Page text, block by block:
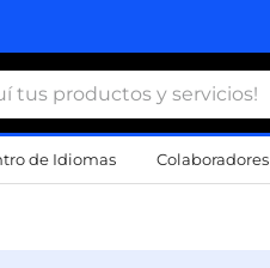
productos y servicios!
de Idiomas Colaboradores